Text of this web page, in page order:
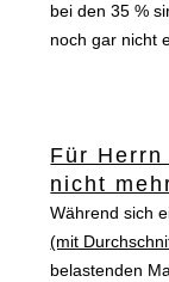
bei den 35 %
noch gar nicht
Für
nicht
Während sich
(mit
belastenden